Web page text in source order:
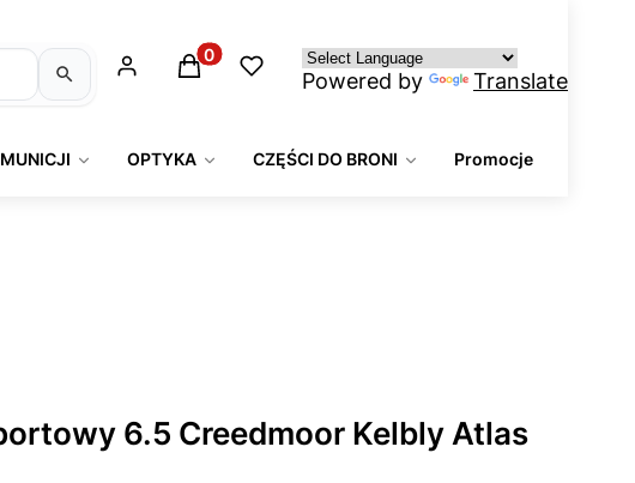
Produkty w koszyku: 0. Zobacz szczegóły
Powered by Translate
OPTYKA CZĘŚCI DO BRONI Promocje
6.5 Creedmoor Kelbly Atlas